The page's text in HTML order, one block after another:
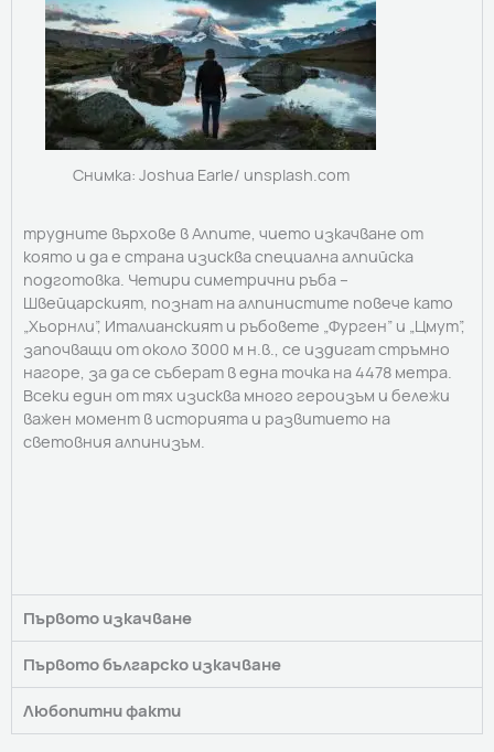
Снимка: Joshua Earle/ unsplash.com
трудните върхове в Алпите, чието изкачване от
която и да е страна изисква специална алпийска
подготовка. Четири симетрични ръба –
Швейцарският, познат на алпинистите повече като
„Хьорнли”, Италианският и ръбовете „Фурген” и „Цмут”,
започващи от около 3000 м н.в., се издигат стръмно
нагоре, за да се съберат в една точка на 4478 метра.
Всеки един от тях изисква много героизъм и бележи
важен момент в историята и развитието на
световния алпинизъм.
Първото изкачване
Първото българско изкачване
Любопитни факти